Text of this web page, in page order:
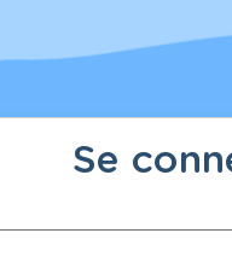
Se